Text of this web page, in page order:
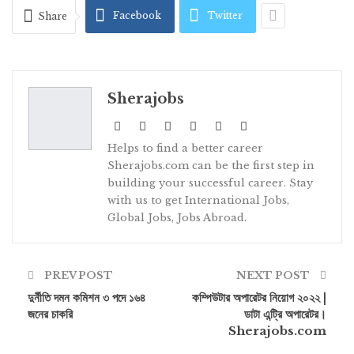
Share Facebook Twitter
Sherajobs
Helps to find a better career
Sherajobs.com can be the first step in
building your successful career. Stay
with us to get International Jobs,
Global Jobs, Jobs Abroad.
PREV POST
দুর্নীতি দমন কমিশন ৩ পদে ১৬৪
জনের চাকরি
NEXT POST
কম্পিউটার অপারেটর নিয়োগ ২০২২ |
ডাটা এন্ট্রি অপারেটর।
Sherajobs.com